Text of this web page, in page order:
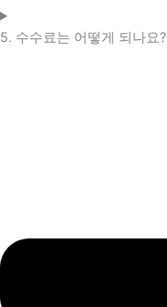
5. 수수료는 어떻게 되나요?